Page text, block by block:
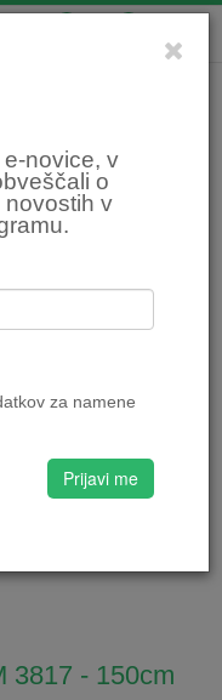
novice, v
o
novostih v
za namene
Prijavi me
3817 - 150cm